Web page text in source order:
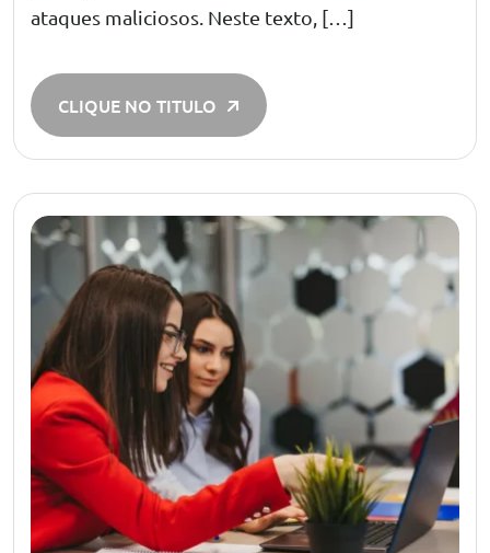
ataques maliciosos. Neste texto, […]
CLIQUE NO TITULO